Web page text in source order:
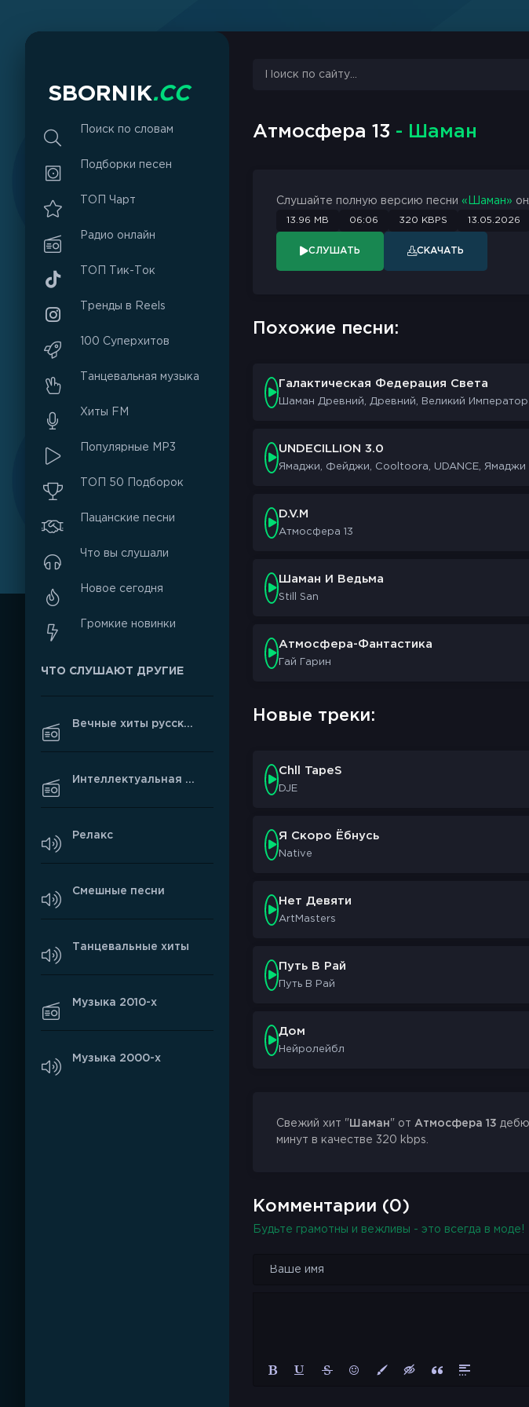
S BO R N K.CC
Атмосфера 13 - Шаман
Слушайте полную версию песни «Шаман»
13.96 MB 06:06 320 KBPS 13.05.2026
СЛУШАТЬ СКАЧАТЬ
Похожие песни:
Галактическая Федерация Света
Шаман Древний, Древний, Великий
UNDECILLION 3.0
Ямаджи, Фейджи, Cooltoora, UDANCE, Ямаджи
D.V.M
Атмосфера 13
Шаман И Ведьма
Still San
Атмосфера-Фантастика
Гай Гарин
Новые треки:
Chll TapeS
DJE
Я Скоро Ёбнусь
Native
Нет Девяти
ArtMasters
Путь В Рай
Путь В Рай
Дом
Нейролейбл
Свежий хит " Шаман" от Атмосфера 13
минут в качестве 320 kbps.
Комментарии (0)
Будьте грамотны и вежливы - это всегда в моде!
Поиск по словам
Подборки песен
ТОП Чарт
Радио онлайн
ТОП Тик-Ток
Тренды в Reels
100 Суперхитов
Танцевальная музыка
Хиты FM
Популярные MP3
ТОП 50 Подборок
Пацанские песни
Что вы слушали
Новое сегодня
Громкие новинки
ЧТО СЛУШАЮТ ДРУГИЕ
Вечные хиты русского рэпа
Интеллектуальная музыка
Релакс
Смешные песни
Танцевальные хиты
Музыка 2010-х
Музыка 2000-х